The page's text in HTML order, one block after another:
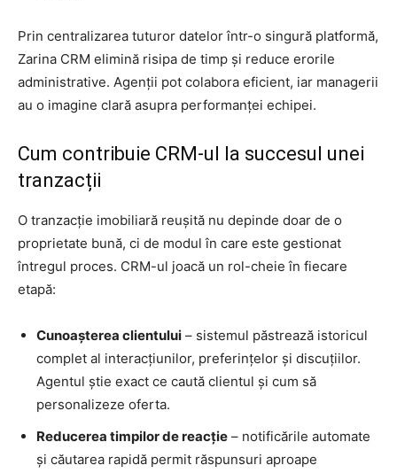
Prin centralizarea tuturor datelor într-o singură platformă,
Zarina CRM elimină risipa de timp și reduce erorile
administrative. Agenții pot colabora eficient, iar managerii
au o imagine clară asupra performanței echipei.
Cum contribuie CRM-ul la succesul unei
tranzacții
O tranzacție imobiliară reușită nu depinde doar de o
proprietate bună, ci de modul în care este gestionat
întregul proces. CRM-ul joacă un rol-cheie în fiecare
etapă:
Cunoașterea clientului – sistemul păstrează istoricul
complet al interacțiunilor, preferințelor și discuțiilor.
Agentul știe exact ce caută clientul și cum să
personalizeze oferta.
Reducerea timpilor de reacție – notificările automate
și căutarea rapidă permit răspunsuri aproape